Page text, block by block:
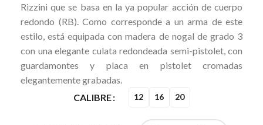
Rizzini que se basa en la ya popular acción de cuerpo
redondo (RB). Como corresponde a un arma de este
estilo, está equipada con madera de nogal de grado 3
con una elegante culata redondeada semi-pistolet, con
guardamontes y placa en pistolet cromadas
elegantemente grabadas.
CALIBRE
12 16 20